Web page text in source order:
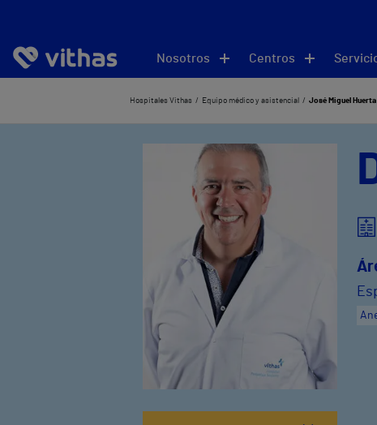
Nosotros Centros
Hospitales Vithas Equipo médico y asistencial José Miguel Huerta